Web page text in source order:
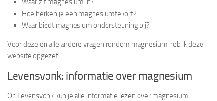
Waar zit magnesium in?
Hoe herken je een magnesiumtekort?
Waar biedt magnesium ondersteuning bij?
Voor deze en alle andere vragen rondom magnesium heb ik deze
website opgezet.
Levensvonk: informatie over magnesium
Op Levensvonk kun je alle informatie lezen over magnesium.